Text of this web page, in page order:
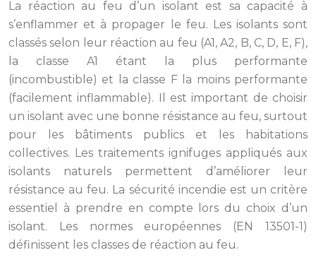
La réaction au feu d’un isolant est sa capacité à
s’enflammer et à propager le feu. Les isolants sont
classés selon leur réaction au feu (A1, A2, B, C, D, E, F),
la classe A1 étant la plus performante
(incombustible) et la classe F la moins performante
(facilement inflammable). Il est important de choisir
un isolant avec une bonne résistance au feu, surtout
pour les bâtiments publics et les habitations
collectives. Les traitements ignifuges appliqués aux
isolants naturels permettent d’améliorer leur
résistance au feu. La sécurité incendie est un critère
essentiel à prendre en compte lors du choix d’un
isolant. Les normes européennes (EN 13501-1)
définissent les classes de réaction au feu.